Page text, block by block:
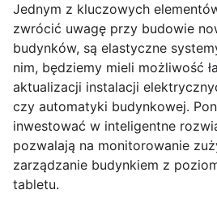
Jednym z kluczowych
zwrócić uwagę przy budowie
budynków, są elastyczne
nim, będziemy mieli możliwość
aktualizacji instalacji
czy automatyki budynkowej.
inwestować w inteligentne
pozwalają na monitorowanie
zarządzanie budynkiem z
tabletu.